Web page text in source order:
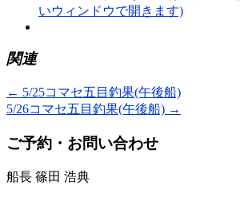
いウィンドウで開きます)
関連
← 5/25コマセ五目釣果(午後船)
5/26コマセ五目釣果(午後船) →
ご予約・お問い合わせ
船長 篠田 浩典